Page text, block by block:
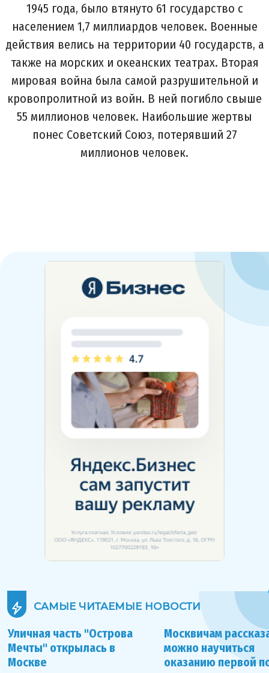
1945 года, было втянуто 61 государство с
населением 1,7 миллиардов человек. Военные
действия велись на территории 40 государств, а
также на морских и океанских театрах. Вторая
мировая война была самой разрушительной и
кровопролитной из войн. В ней погибло свыше
55 миллионов человек. Наибольшие жертвы
понес Советский Союз, потерявший 27
миллионов человек.
САМЫЕ ЧИТАЕМЫЕ НОВОСТИ
Уличная часть "Острова
Мечты" открылась в
Москве
Москвичам
можно научиться
оказанию первой